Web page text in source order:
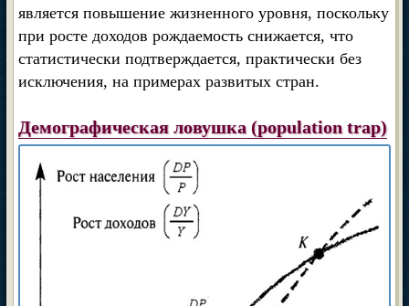
является повышение жизненного уровня, поскольку
при росте доходов рождаемость снижается, что
статистически подтверждается, практически без
исключения, на примерах развитых стран.
Демографическая ловушка (population trap)